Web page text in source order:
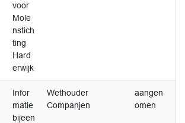
voor
Mole
nstich
ting
Hard
erwijk
Infor
matie
bijeen
Wethouder
Companjen
aangen
omen